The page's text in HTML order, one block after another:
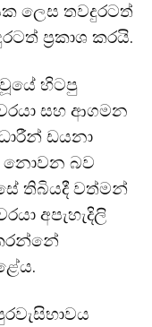
ලෙස තවදුරටත්
ප්‍රකාශ කරයි.
වූයේ හිටපු
සහ ආගමන
ඩයනා
නොවන බව
තිබියදී වත්මන්
අපැහැදිලි